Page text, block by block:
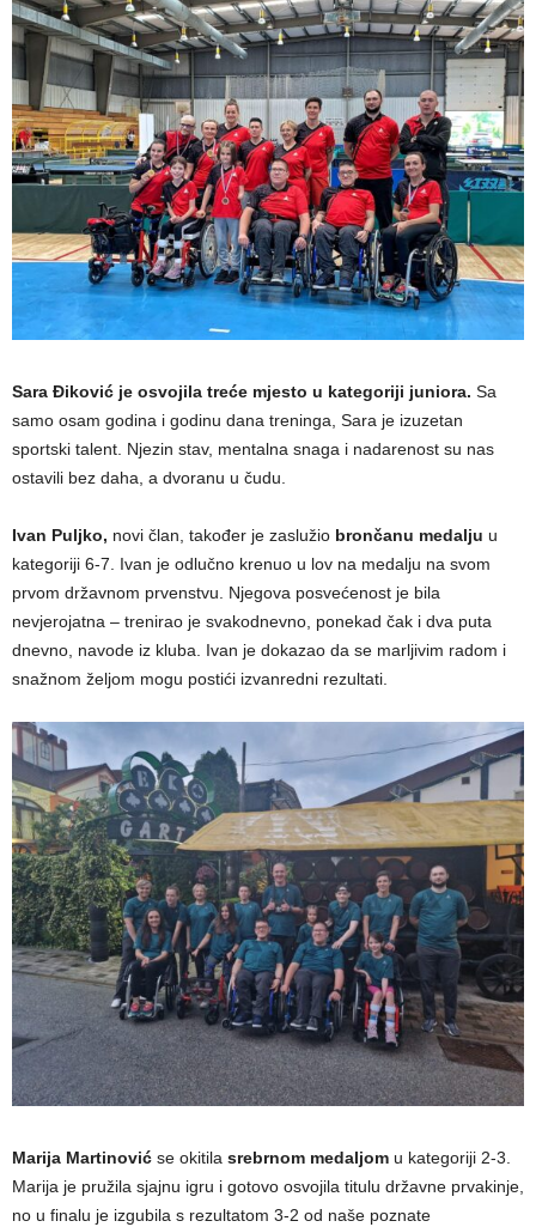
Sara Điković je osvojila treće mjesto u kategoriji juniora. Sa
samo osam godina i godinu dana treninga, Sara je izuzetan
sportski talent. Njezin stav, mentalna snaga i nadarenost su nas
ostavili bez daha, a dvoranu u čudu.
Ivan Puljko, novi član, također je zaslužio brončanu medalju u
kategoriji 6-7. Ivan je odlučno krenuo u lov na medalju na svom
prvom državnom prvenstvu. Njegova posvećenost je bila
nevjerojatna – trenirao je svakodnevno, ponekad čak i dva puta
dnevno, navode iz kluba. Ivan je dokazao da se marljivim radom i
snažnom željom mogu postići izvanredni rezultati.
Marija Martinović se okitila srebrnom medaljom u kategoriji 2-3.
Marija je pružila sjajnu igru i gotovo osvojila titulu državne prvakinje,
no u finalu je izgubila s rezultatom 3-2 od naše poznate